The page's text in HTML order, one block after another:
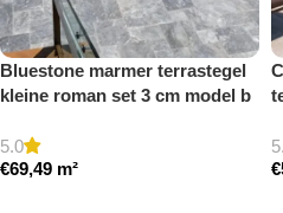
Bluestone marmer terrastegel
kleine roman set 3 cm model b
5.0
€69,49 m²
€